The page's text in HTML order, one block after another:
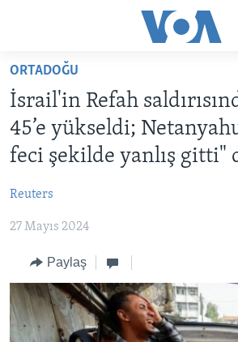
geç
Ana
navigasyona
geç
Aramaya
HABERLER
TÜRKİYE
AMERİKA
ULUSLARARASI
SAĞLIK
BİLİM VE TEKNOLOJİ
EKONOMİ
PROGRAMLAR
AMERİKA'DA YAŞAM
UKRAYNA KRİZİ
YORUMLAR
AMERIKA'YA ÖZEL
İNGİLİZCE DERSLERİ
MULTİMEDYA
VİDEO GALERİ
LEARNING ENGLISH
ORTADOĞU
İsrail'in Refah
45’e yükseldi;
feci şekilde yanlış gitti"
Reuters
27 Mayıs 2024
Paylaş